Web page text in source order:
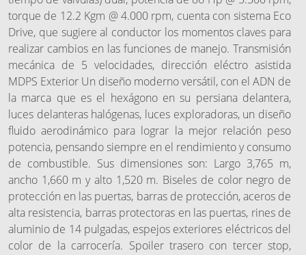
torque de 12.2 Kgm @ 4.000 rpm, cuenta con sistema Eco
Drive, que sugiere al conductor los momentos claves para
realizar cambios en las funciones de manejo. Transmisión
mecánica de 5 velocidades, dirección eléctro asistida
MDPS Exterior Un diseño moderno versátil, con el ADN de
la marca que es el hexágono en su persiana delantera,
luces delanteras halógenas, luces exploradoras, un diseño
fluido aerodinámico para lograr la mejor relación peso
potencia, pensando siempre en el rendimiento y consumo
de combustible. Sus dimensiones son: Largo 3,765 m,
ancho 1,660 m y alto 1,520 m. Biseles de color negro de
protección en las puertas, barras de protección, aceros de
alta resistencia, barras protectoras en las puertas, rines de
aluminio de 14 pulgadas, espejos exteriores eléctricos del
color de la carrocería. Spoiler trasero con tercer stop,